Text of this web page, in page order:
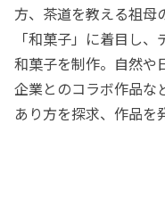
方、茶道を教える祖母
「和菓子」に着目し
和菓子を制作。自然や
企業とのコラボ作品な
あり方を探求、作品を